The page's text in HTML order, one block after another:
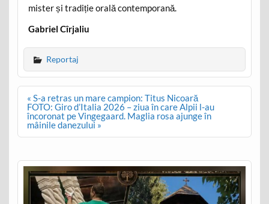
mister și tradiție orală contemporană.
Gabriel Cîrjaliu
Reportaj
Post
navigation
« S-a retras un mare campion: Titus Nicoară
FOTO: Giro d’Italia 2026 – ziua în care Alpii l-au
încoronat pe Vingegaard. Maglia rosa ajunge în
mâinile danezului »